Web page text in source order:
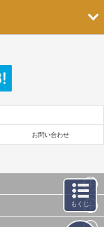
お問い合わせ
タ等）及びこれらの配置・
もくじ